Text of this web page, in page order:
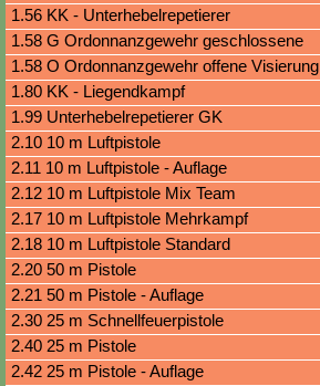
1.56 KK - Unterhebelrepetierer
1.58 G Ordonnanzgewehr geschlossene
Visierung
1.58 O Ordonnanzgewehr offene Visierung
1.80 KK - Liegendkampf
1.99 Unterhebelrepetierer GK
2.10 10 m Luftpistole
2.11 10 m Luftpistole - Auflage
2.12 10 m Luftpistole Mix Team
2.17 10 m Luftpistole Mehrkampf
2.18 10 m Luftpistole Standard
2.20 50 m Pistole
2.21 50 m Pistole - Auflage
2.30 25 m Schnellfeuerpistole
2.40 25 m Pistole
2.42 25 m Pistole - Auflage